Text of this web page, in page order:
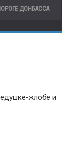
ДОНБАССА